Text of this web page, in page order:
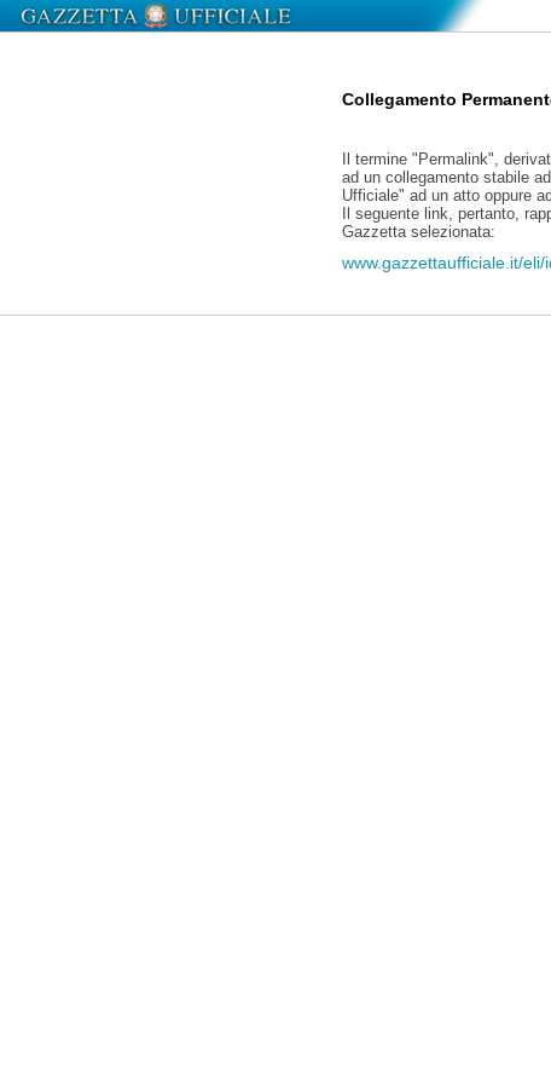
Collegamento
Il termine "Permalink",
ad un collegamento stabile
Ufficiale" ad un atto oppure
Il seguente link, pertanto,
Gazzetta selezionata:
www.gazzettaufficiale.it/